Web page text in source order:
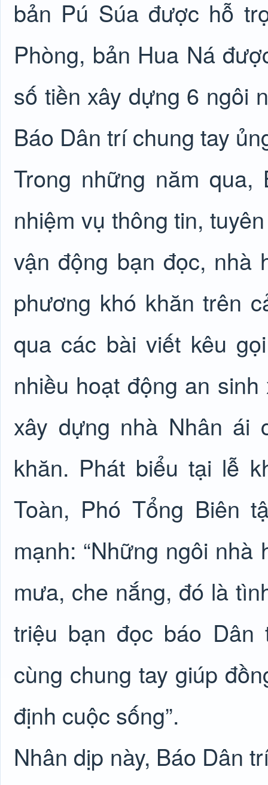
bản Pú Súa được hỗ
Phòng, bản Hua Ná
số tiền xây dựng 6 ngôi
Báo Dân trí chung tay
Trong những năm
nhiệm vụ thông tin,
vận động bạn đọc, nhà
phương khó khăn trên
qua các bài viết kêu
nhiều hoạt động an
xây dựng nhà Nhân ái
khăn. Phát biểu tại lễ
Toàn, Phó Tổng Biên
mạnh: “Những ngôi
mưa, che nắng, đó là
triệu bạn đọc báo
cùng chung tay giúp
định cuộc sống”.
Nhân dịp này, Báo Dân